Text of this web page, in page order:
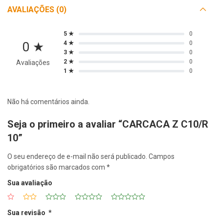
AVALIAÇÕES (0)
0 ★
Avaliações
5 ★
0
4 ★
0
3 ★
0
2 ★
0
1 ★
0
Não há comentários ainda.
Seja o primeiro a avaliar “CARCACA Z C10/R
10”
O seu endereço de e-mail não será publicado. Campos
obrigatórios são marcados com *
Sua avaliação
Sua revisão *